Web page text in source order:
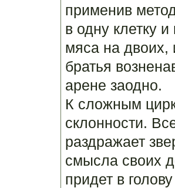
применив
в одну клетку
мяса на двоих,
братья
арене заодно.
К сложным
склонности.
раздражает
смысла своих
придет в